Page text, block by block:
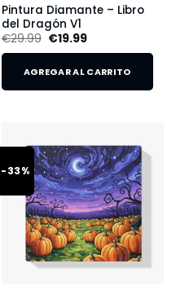
Pintura Diamante – Libro
del Dragón V1
€29.99 €19.99
AGREGAR AL CARRITO
-33%